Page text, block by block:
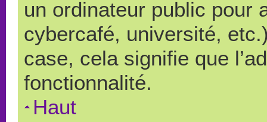
un ordinateur public pour
cybercafé, université,
case, cela signifie que
fonctionnalité.
Haut